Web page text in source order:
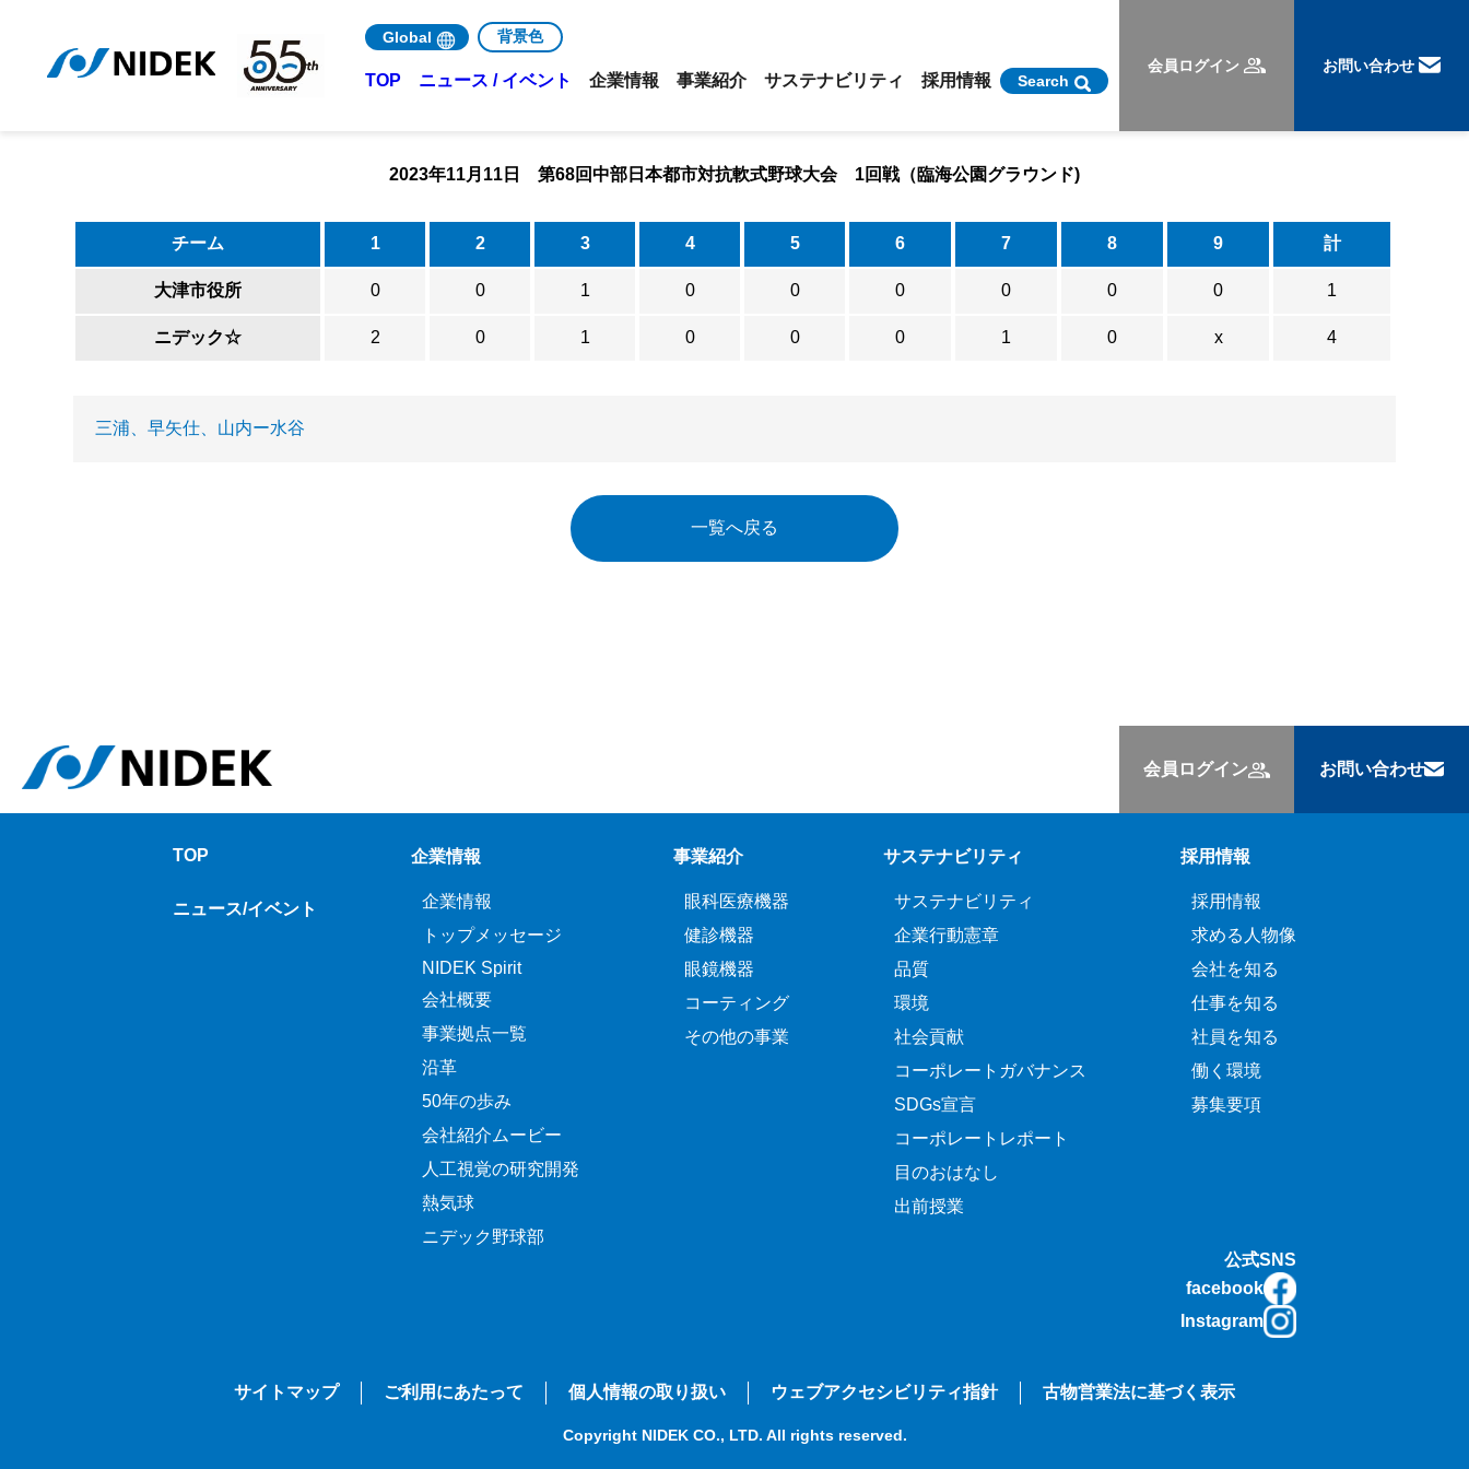
Global 背景色
TOP ニュース / イベント 企業情報 事業紹介 サステナビリティ 採用情報 Search
会員ログイン お問い合わせ
2023年11月11日 第68回中部日本都市対抗軟式野球大会 1回戦（臨海公園グラウンド)
チーム 1 2 3 4 5 6 7 8 9 計
大津市役所 0 0 1 0 0 0 0 0 0 1
ニデック☆ 2 0 1 0 0 0 1 0 x 4
三浦、早矢仕、山内ー水谷
一覧へ戻る
会員ログイン お問い合わせ
TOP
ニュース/イベント
企業情報
企業情報
トップメッセージ
NIDEK Spirit
会社概要
事業拠点一覧
沿革
50年の歩み
会社紹介ムービー
人工視覚の研究開発
熱気球
ニデック野球部
事業紹介
眼科医療機器
健診機器
眼鏡機器
コーティング
その他の事業
サステナビリティ
サステナビリティ
企業行動憲章
品質
環境
社会貢献
コーポレートガバナンス
SDGs宣言
コーポレートレポート
目のおはなし
出前授業
採用情報
採用情報
求める人物像
会社を知る
仕事を知る
社員を知る
働く環境
募集要項
公式SNS
facebook
Instagram
サイトマップ ご利用にあたって 個人情報の取り扱い ウェブアクセシビリティ指針 古物営業法に基づく表示
Copyright NIDEK CO., LTD. All rights reserved.